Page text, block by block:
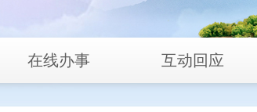
在线办事 互动回应